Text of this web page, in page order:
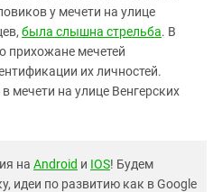
у мечети на улице
была слышна стрельба. В
прихожане мечетей
их личностей.
мечети на улице Венгерских
на Android и IOS! Будем
идеи по развитию как в Google